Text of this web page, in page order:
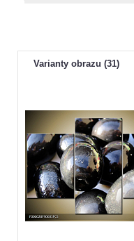
Varianty obrazu (31)